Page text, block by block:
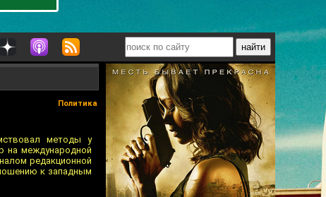
Политика
методы у
на международной
редакционной
к западным